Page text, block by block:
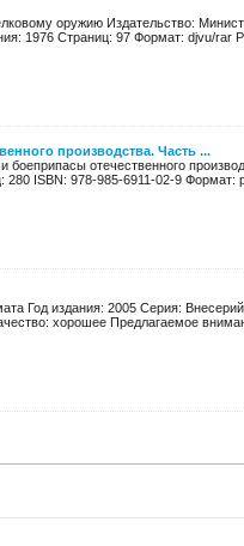
оружию Издательство:
1976 Страниц: 97 Формат: djvu/rar
производства. Часть ...
отечественного
280 ISBN: 978-985-6911-02-9 Формат:
Год издания: 2005 Серия:
хорошее Предлагаемое